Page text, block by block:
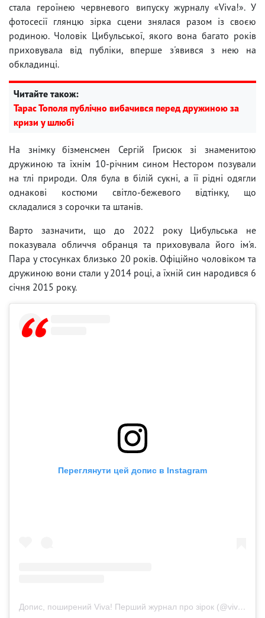
стала героїнею червневого випуску журналу «Viva!». У
фотосесії глянцю зірка сцени знялася разом із своєю
родиною. Чоловік Цибульської, якого вона багато років
приховувала від публіки, вперше з'явився з нею на
обкладинці.
Читайте також:
Тарас Тополя публічно вибачився перед дружиною за
кризи у шлюбі
На знімку бізменсмен Сергій Грисюк зі знаменитою
дружиною та їхнім 10-річним сином Нестором позували
на тлі природи. Оля була в білій сукні, а її рідні одягли
однакові костюми світло-бежевого відтінку, що
складалися з сорочки та штанів.
Варто зазначити, що до 2022 року Цибульська не
показувала обличчя обранця та приховувала його ім'я.
Пара у стосунках близько 20 років. Офіційно чоловіком та
дружиною вони стали у 2014 році, а їхній син народився 6
січня 2015 року.
Переглянути цей допис в Instagram
Допис, поширений Viva! Перший журнал про зірок (@viva_ukraine_magazine)